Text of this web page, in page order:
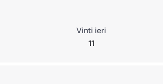
Vinti ieri
11